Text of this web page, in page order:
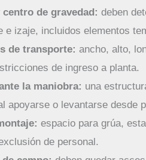
de gravedad: deben
e izaje, incluidos elementos
de transporte: ancho, alto,
de ingreso a planta.
la maniobra: una
apoyarse o levantarse desde
espacio para grúa,
de personal.